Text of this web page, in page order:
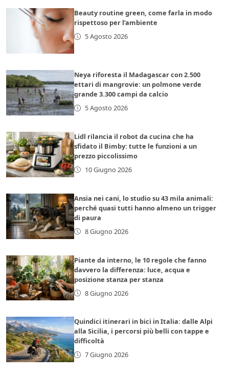
Beauty routine green, come farla in modo
rispettoso per l’ambiente
5 Agosto 2026
Neya riforesta il Madagascar con 2.500
ettari di mangrovie: un polmone verde
grande 3.300 campi da calcio
5 Agosto 2026
Lidl rilancia il robot da cucina che ha
sfidato il Bimby: tutte le funzioni a un
prezzo piccolissimo
10 Giugno 2026
Ansia nei cani, lo studio su 43 mila animali:
perché quasi tutti hanno almeno un trigger
di paura
8 Giugno 2026
Piante da interno, le 10 regole che fanno
davvero la differenza: luce, acqua e
posizione stanza per stanza
8 Giugno 2026
Quindici itinerari in bici in Italia: dalle Alpi
alla Sicilia, i percorsi più belli con tappe e
difficoltà
7 Giugno 2026